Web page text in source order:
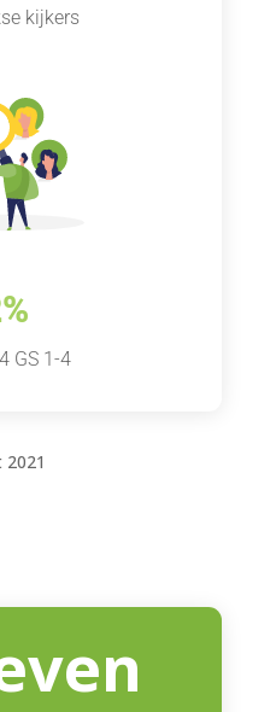
kijkers
GS 1-4